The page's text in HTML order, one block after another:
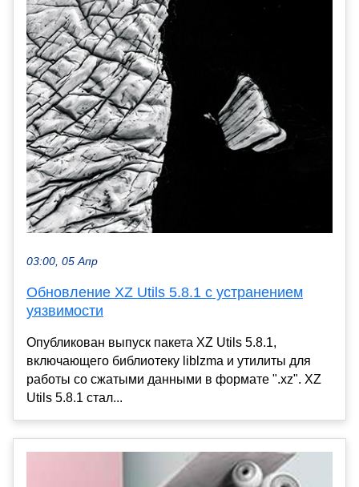
03:00, 05 Апр
Обновление XZ Utils 5.8.1 с устранением
уязвимости
Опубликован выпуск пакета XZ Utils 5.8.1,
включающего библиотеку liblzma и утилиты для
работы со сжатыми данными в формате ".xz". XZ
Utils 5.8.1 стал...